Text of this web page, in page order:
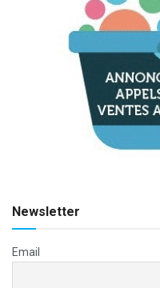
Newsletter
Email